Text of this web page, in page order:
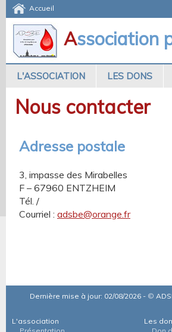
Accueil
Association
L'ASSOCIATION LES DONS
Nous contacter
Adresse postale
3, impasse des Mirabelles
F – 67960 ENTZHEIM
Tél. /
Courriel : adsbe@orange.fr
Dernière mise à jour: 02/08/2026 - ©
L'association
Les